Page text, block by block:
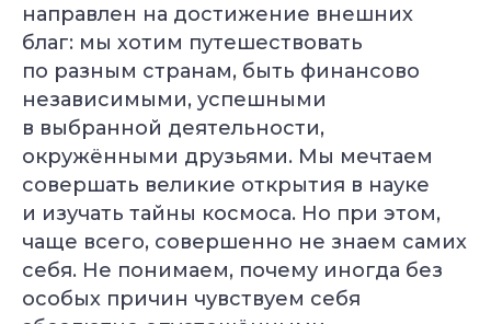
направлен на достижение внешних
благ: мы хотим путешествовать
по разным странам, быть финансово
независимыми, успешными
в выбранной деятельности,
окружёнными друзьями. Мы мечтаем
совершать великие открытия в науке
и изучать тайны космоса. Но при этом,
чаще всего, совершенно не знаем самих
себя. Не понимаем, почему иногда без
особых причин чувствуем себя